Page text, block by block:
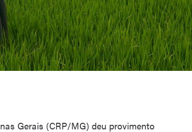
Gerais (CRP/MG) deu provimento